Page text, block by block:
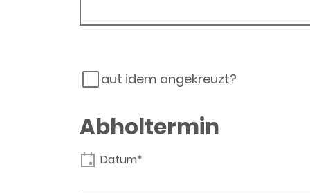
aut idem angekreuzt?
Abholtermin
Datum*